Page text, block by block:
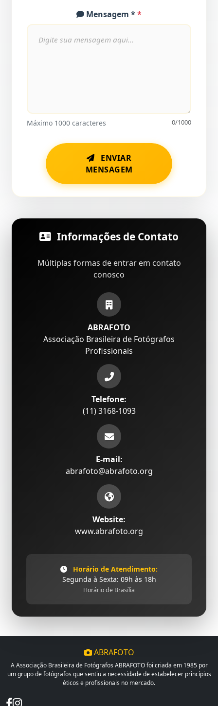
Mensagem *
Máximo 1000 caracteres 0/1000
MENSAGEM
Informações de Contato
Múltiplas formas de entrar em contato
conosco
ABRAFOTO
Associação Brasileira de Fotógrafos
Profissionais
Telefone:
(11) 3168-1093
E-mail:
abrafoto@abrafoto.org
Website:
www.abrafoto.org
Horário de Atendimento:
Segunda à Sexta: 09h às 18h
Horário de Brasília
ABRAFOTO
A Associação Brasileira de Fotógrafos ABRAFOTO foi criada em 1985 por
um grupo de fotógrafos que sentiu a necessidade de estabelecer princípios
éticos e profissionais no mercado.